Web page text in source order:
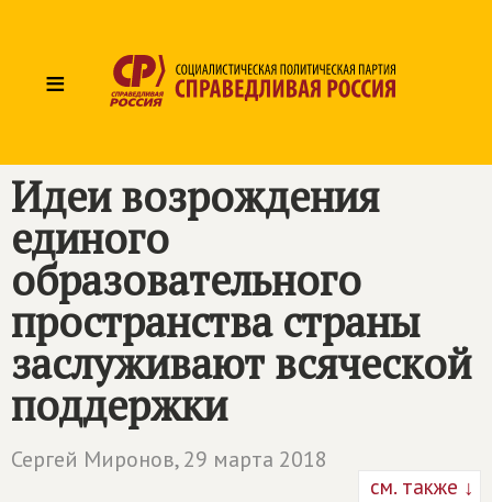
≡
Идеи возрождения
единого
образовательного
пространства страны
заслуживают всяческой
поддержки
Сергей Миронов,29 марта 2018
см. также ↓